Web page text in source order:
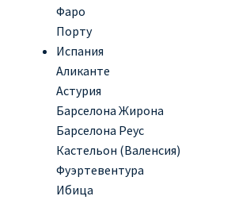
Фаро
Порту
Испания
Аликанте
Астурия
Барселона Жирона
Барселона Реус
Кастельон (Валенсия)
Фуэртевентура
Ибица